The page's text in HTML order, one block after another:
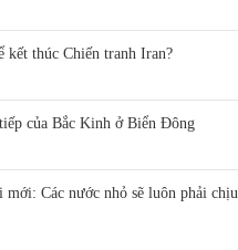
kết thúc Chiến tranh Iran?
của Bắc Kinh ở Biển Đông
Các nước nhỏ sẽ luôn phải chịu